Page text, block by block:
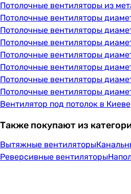
Потолочные вентиляторы из
Потолочные вентиляторы
Потолочные вентиляторы
Потолочные вентиляторы
Потолочные вентиляторы
Потолочные вентиляторы
Потолочные вентиляторы
Потолочные вентиляторы
Вентилятор под потолок в Киеве
Также покупают из
Вытяжные вентиляторы
Реверсивные вентиляторы